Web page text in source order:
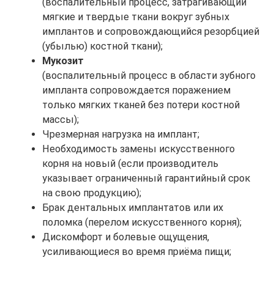
мягкие и твердые ткани вокруг зубных
имплантов и сопровождающийся резорбцией
(убылью) костной ткани);
Мукозит
(воспалительный процесс в области зубного
импланта сопровождается поражением
только мягких тканей без потери костной
массы);
Чрезмерная нагрузка на имплант;
Необходимость замены искусственного
корня на новый (если производитель
указывает ограниченный гарантийный срок
на свою продукцию);
Брак дентальных имплантатов или их
поломка (перелом искусственного корня);
Дискомфорт и болевые ощущения,
усиливающиеся во время приёма пищи;